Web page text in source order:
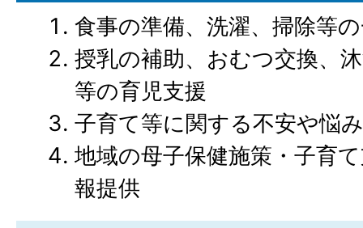
食事の準備、洗濯、掃除等
授乳の補助、おむつ交換、
等の育児支援
子育て等に関する不安や悩
地域の母子保健施策・子育
報提供